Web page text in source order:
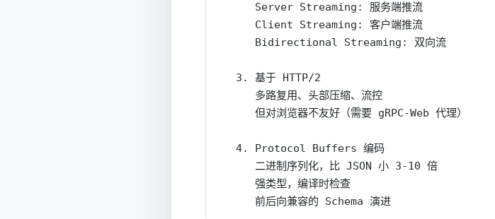
     Server Streaming: 服务端推流
     Client Streaming: 客户端推流
     Bidirectional Streaming: 双向流
  3. 基于 HTTP/2
     多路复用、头部压缩、流控
     但对浏览器不友好（需要 gRPC-Web 代理）
  4. Protocol Buffers 编码
     二进制序列化，比 JSON 小 3-10 倍
     强类型，编译时检查
     前后向兼容的 Schema 演进